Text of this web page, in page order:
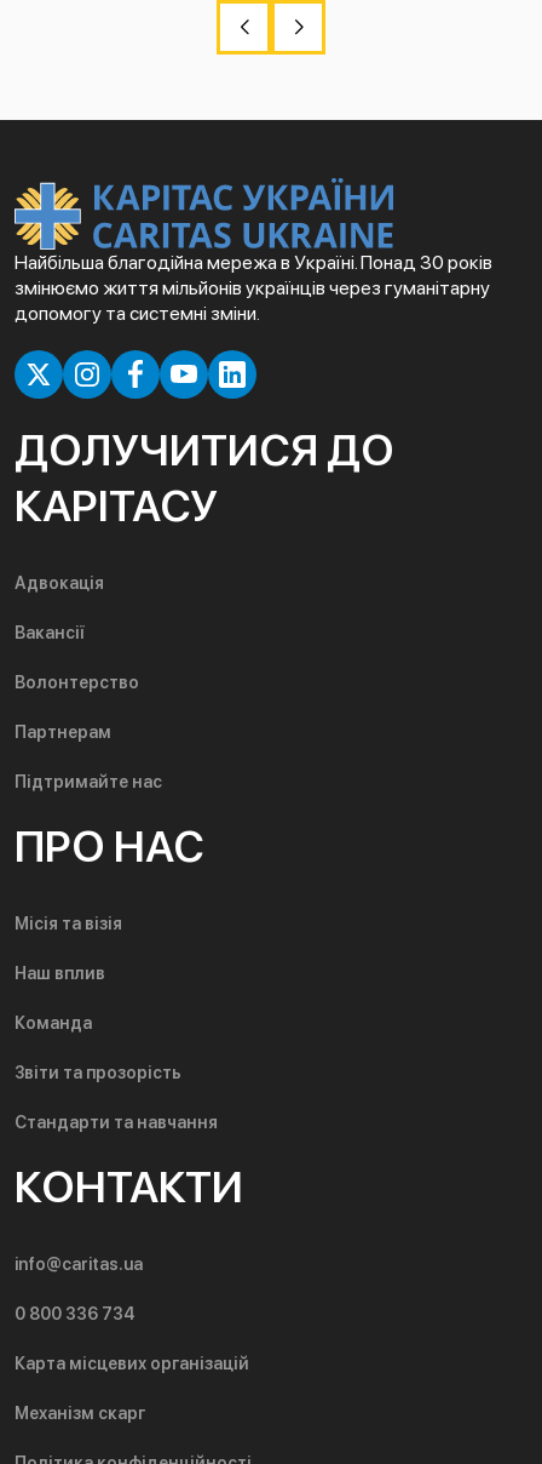
Найбільша благодійна мережа в Україні. Понад 30 років
змінюємо життя мільйонів українців через гуманітарну
допомогу та системні зміни.
ДОЛУЧИТИСЯ ДО
КАРІТАСУ
Адвокація
Вакансії
Волонтерство
Партнерам
Підтримайте нас
ПРО НАС
Місія та візія
Наш вплив
Команда
Звіти та прозорість
Стандарти та навчання
КОНТАКТИ
info@caritas.ua
0 800 336 734
Карта місцевих організацій
Механізм скарг